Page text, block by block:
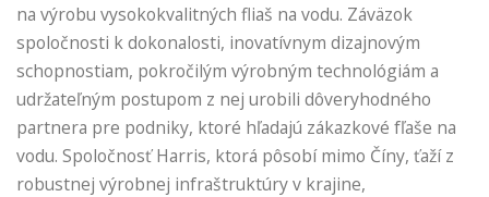
na výrobu vysokokvalitných fliaš na vodu. Záväzok
spoločnosti k dokonalosti, inovatívnym dizajnovým
schopnostiam, pokročilým výrobným technológiám a
udržateľným postupom z nej urobili dôveryhodného
partnera pre podniky, ktoré hľadajú zákazkové fľaše na
vodu. Spoločnosť Harris, ktorá pôsobí mimo Číny, ťaží z
robustnej výrobnej infraštruktúry v krajine,